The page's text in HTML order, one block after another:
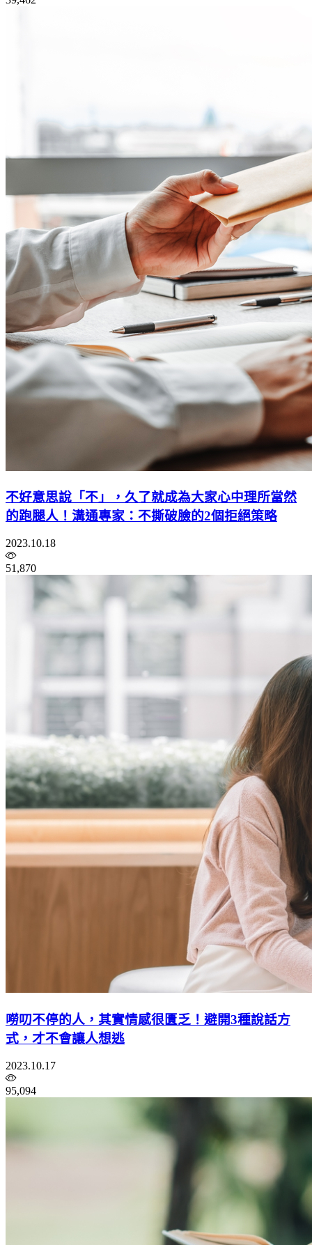
不好意思說「不」，久了就成為大家心中理所當然
的跑腿人！溝通專家：不撕破臉的2個拒絕策略
2023.10.18
51,870
嘮叨不停的人，其實情感很匱乏！避開3種說話方
式，才不會讓人想逃
2023.10.17
95,094